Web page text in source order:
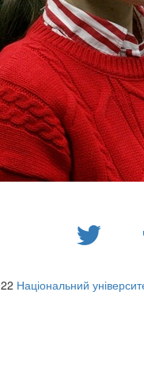
Національний